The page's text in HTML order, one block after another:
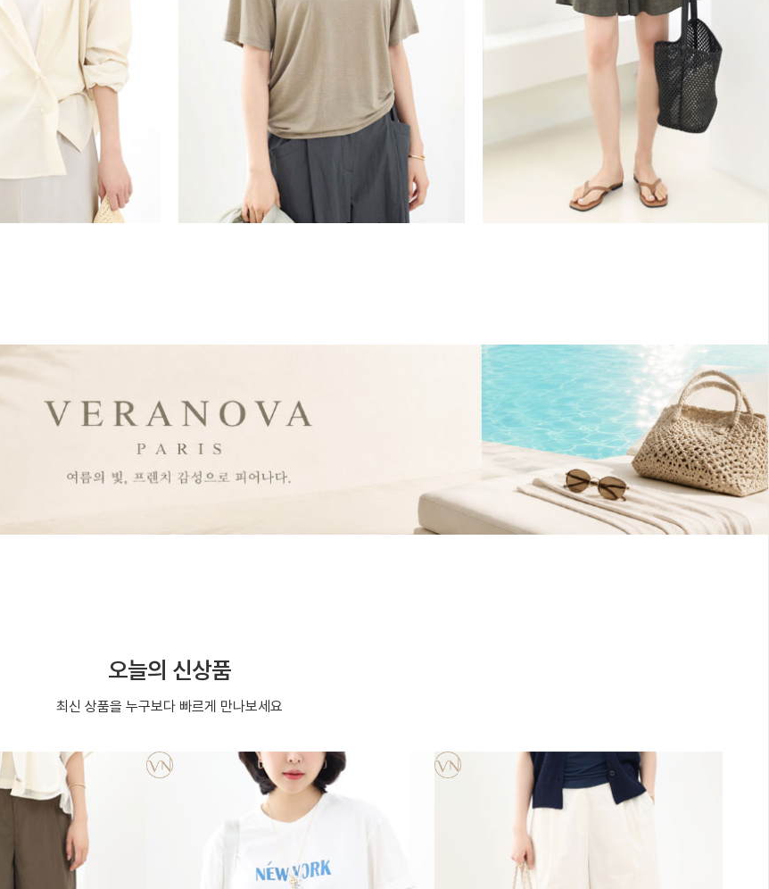
오늘의 신상품
최신 상품을 누구보다 빠르게 만나보세요